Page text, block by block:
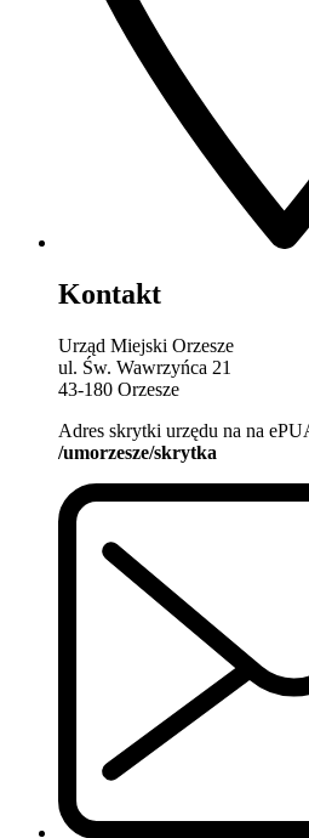
Kontakt
Urząd Miejski Orzesze
ul. Św. Wawrzyńca 21
43-180 Orzesze
Adres skrytki urzędu na na
/umorzesze/skrytka